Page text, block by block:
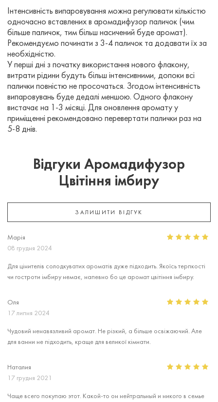
Інтенсивність випаровування можна регулювати кількістю
одночасно вставлених в аромадифузор паличок (чим
більше паличок, тим більш насичений буде аромат).
Рекомендуємо починати з 3-4 паличок та додавати їх за
необхідністю.
У перші дні з початку використання нового флакону,
витрати рідини будуть більш інтенсивними, допоки всі
палички повністю не просочаться. Згодом інтенсивність
випаровувань буде дедалі меншою. Одного флакону
вистачає на 1-3 місяці. Для оновлення аромату у
приміщенні рекомендовано перевертати палички раз на
5-8 днів.
Відгуки Аромадифузор
Цвітіння імбиру
ЗАЛИШИТИ ВІДГУК
Марія
08 грудня 2024
Для цінителів солодкуватих ароматів дуже підходить. Якоїсь терпкості
чи гостроти імбиру немає, напевно бо це аромат цвітіння імбиру.
Оля
17 липня 2024
Чудовий ненавязливий аромат. Не різкий, а більше освіжаючий. Але
для ванни не підходить, краще для великої кімнати.
Наталия
17 грудня 2021
Чаще всего покупаю этот. Какой-то он нейтральный и никого в семье